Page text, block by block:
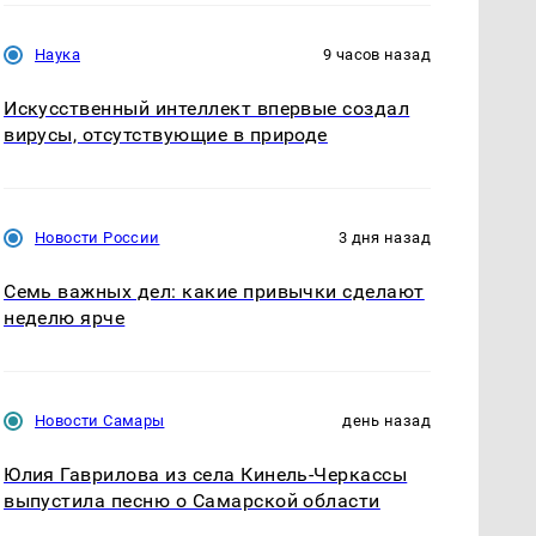
Наука 9 часов назад
Искусственный интеллект впервые создал
вирусы, отсутствующие в природе
Новости России 3 дня назад
Семь важных дел: какие привычки сделают
неделю ярче
Новости Самары день назад
Юлия Гаврилова из села Кинель-Черкассы
выпустила песню о Самарской области